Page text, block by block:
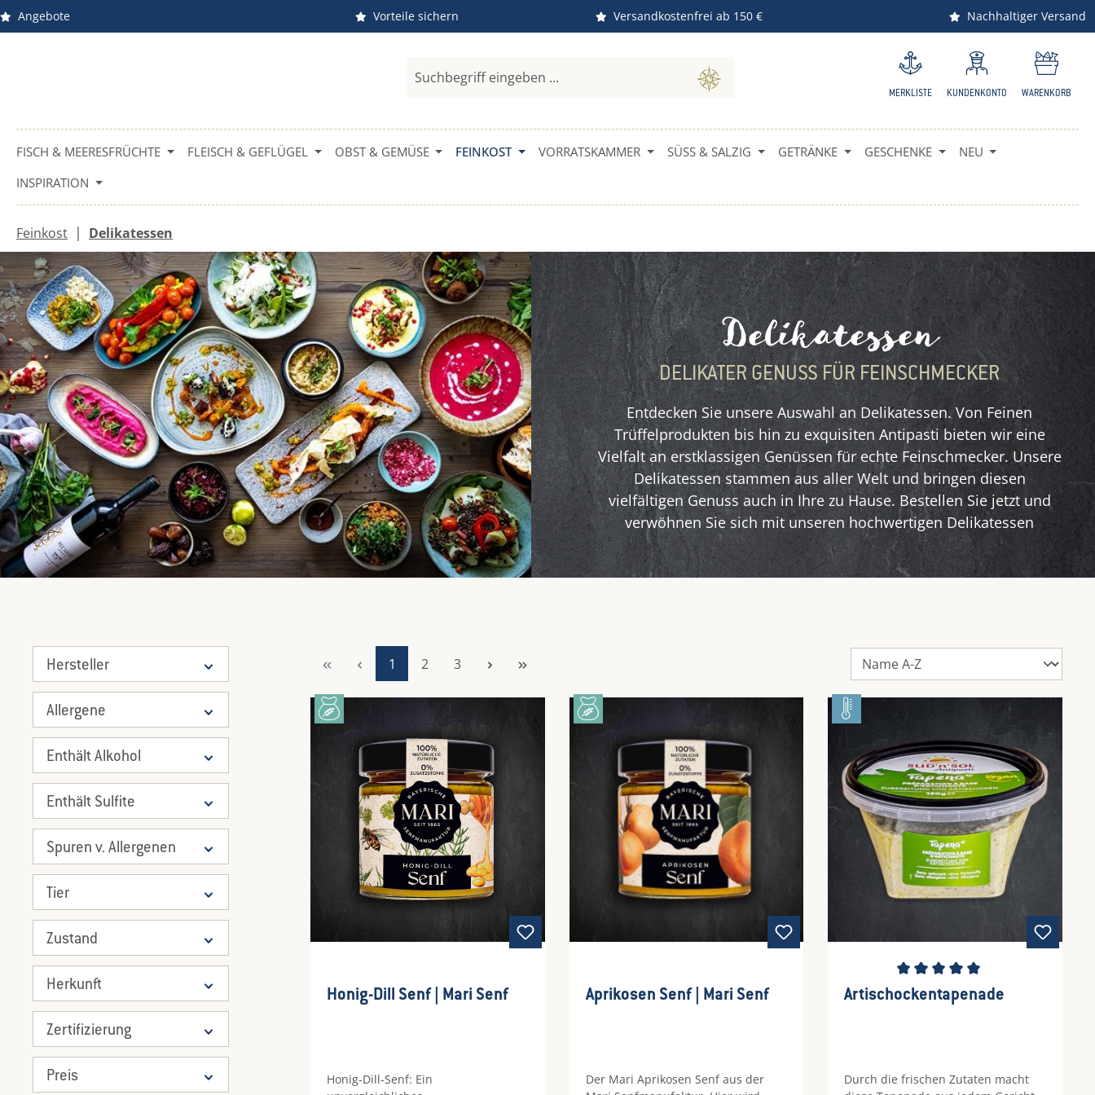
Hauptinhalt springen
Zur Suche springen
Zur Hauptnavigation springen
Angebote Vorteile sichern Versandkostenfrei ab 150 € Nachhaltiger Versand
MERKLISTE KUNDENKONTO WARENKORB
FISCH & MEERESFRÜCHTE FLEISCH & GEFLÜGEL OBST & GEMÜSE FEINKOST VORRATSKAMMER SÜSS & SALZIG GETRÄNKE GESCHENKE
NEU
INSPIRATION
Feinkost | Delikatessen
Delikatessen
DELIKATER GENUSS FÜR FEINSCHMECKER
Entdecken Sie unsere Auswahl an Delikatessen. Von Feinen
Trüffelprodukten bis hin zu exquisiten Antipasti bieten wir eine
Vielfalt an erstklassigen Genüssen für echte Feinschmecker. Unsere
Delikatessen stammen aus aller Welt und bringen diesen
vielfältigen Genuss auch in Ihre zu Hause. Bestellen Sie jetzt und
verwöhnen Sie sich mit unseren hochwertigen Delikatessen
Hersteller
Allergene
Enthält Alkohol
Enthält Sulfite
Spuren v. Allergenen
Tier
Zustand
Herkunft
Zertifizierung
Preis
Seite
1 Seite
2 Seite
3
Honig-Dill Senf | Mari Senf
Honig-Dill-Senf: Ein
Aprikosen Senf | Mari Senf
Der Mari Aprikosen Senf aus der
Durchschnittliche Bewertung von 5
Artischockentapenade
Durch die frischen Zutaten macht